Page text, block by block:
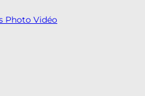
Photo Vidéo